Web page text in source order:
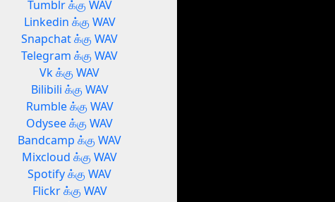
Tumblr க்கு WAV
Linkedin க்கு WAV
Snapchat க்கு WAV
Telegram க்கு WAV
Vk க்கு WAV
Bilibili க்கு WAV
Rumble க்கு WAV
Odysee க்கு WAV
Bandcamp க்கு WAV
Mixcloud க்கு WAV
Spotify க்கு WAV
Flickr க்கு WAV